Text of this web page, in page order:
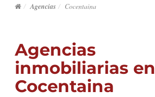
Agencias Cocentaina
Agencias
inmobiliarias en
Cocentaina